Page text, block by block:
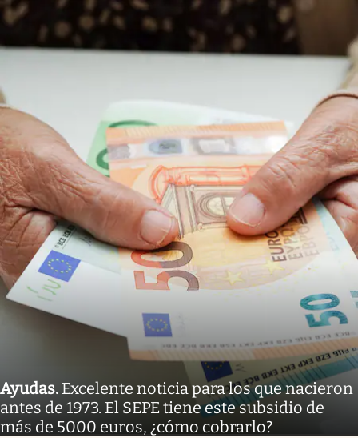
Ayudas. Excelente noticia para los que nacieron
antes de 1973. El SEPE tiene este subsidio de
más de 5000 euros, ¿cómo cobrarlo?